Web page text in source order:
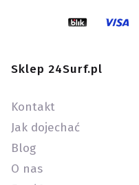
Linki w stopce
Sklep 24Surf.pl
Kontakt
Jak dojechać
Blog
O nas